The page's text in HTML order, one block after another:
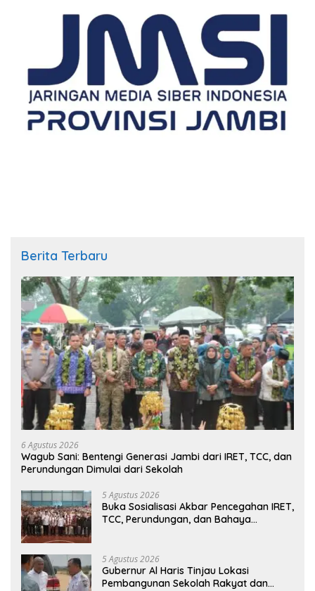
Berita Terbaru
6 Agustus 2026
Wagub Sani: Bentengi Generasi Jambi dari IRET, TCC, dan
Perundungan Dimulai dari Sekolah
5 Agustus 2026
Buka Sosialisasi Akbar Pencegahan IRET,
TCC, Perundungan, dan Bahaya
masa depan sudah ada di tangan”
5 Agustus 2026
Gubernur Al Haris Tinjau Lokasi
Pembangunan Sekolah Rakyat dan